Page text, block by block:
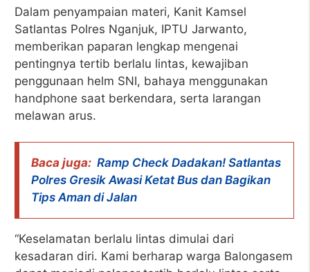
Dalam penyampaian materi, Kanit Kamsel
Satlantas Polres Nganjuk, IPTU Jarwanto,
memberikan paparan lengkap mengenai
pentingnya tertib berlalu lintas, kewajiban
penggunaan helm SNI, bahaya menggunakan
handphone saat berkendara, serta larangan
melawan arus.
Baca juga: Ramp Check Dadakan! Satlantas
Polres Gresik Awasi Ketat Bus dan Bagikan
Tips Aman di Jalan
“Keselamatan berlalu lintas dimulai dari
kesadaran diri. Kami berharap warga Balongasem